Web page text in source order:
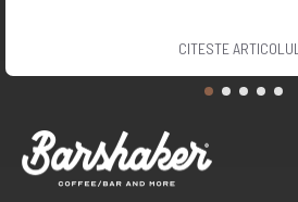
CITESTE ARTICOLUL